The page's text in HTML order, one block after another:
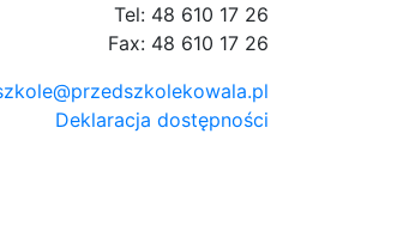
Tel: 48 610 17 26
Fax: 48 610 17 26
Deklaracja dostępności